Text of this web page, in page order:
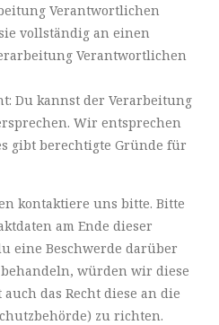
Verantwortlichen
vollständig an einen
Verantwortlichen
Du kannst der Verarbeitung
Wir entsprechen
gibt berechtigte Gründe für
kontaktiere uns bitte. Bitte
am Ende dieser
eine Beschwerde darüber
würden wir diese
das Recht diese an die
zu richten.